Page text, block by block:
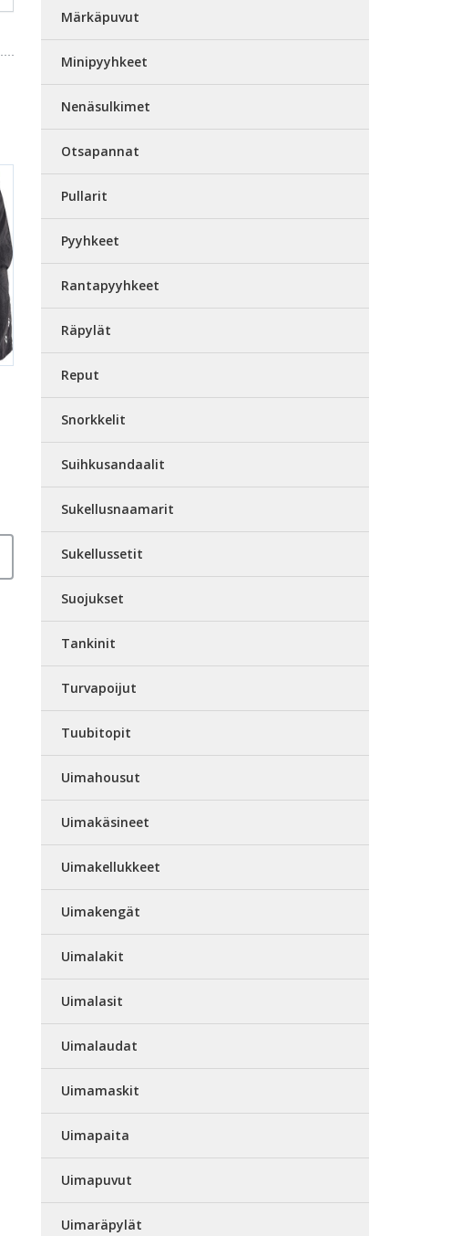
Märkäpuvut
Minipyyhkeet
Nenäsulkimet
Otsapannat
Pullarit
Pyyhkeet
Rantapyyhkeet
Räpylät
Reput
Snorkkelit
Suihkusandaalit
Sukellusnaamarit
Sukellussetit
Suojukset
Tankinit
Turvapoijut
Tuubitopit
Uimahousut
Uimakäsineet
Uimakellukkeet
Uimakengät
Uimalakit
Uimalasit
Uimalaudat
Uimamaskit
Uimapaita
Uimapuvut
Uimaräpylät